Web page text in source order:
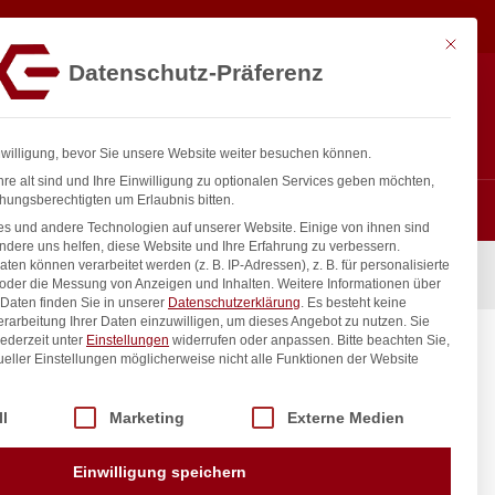
inkl. / exkl. MwSt.
€ exkl. MwSt. In den Warenkorb
Mit
Datenschutz-Präferenz
bevor Sie unsere Website weiter besuchen können.
alt sind und Ihre Einwilligung zu optionalen Services geben möchten,
um Erlaubnis bitten.
und andere Technologien auf unserer Website. Einige von ihnen sind
uns helfen, diese Website und Ihre Erfahrung zu verbessern.
können verarbeitet werden (z. B. IP-Adressen), z. B. für personalisierte
die Messung von Anzeigen und Inhalten. Weitere Informationen über
finden Sie in unserer Datenschutzerklärung. Es besteht keine
Ihrer Daten einzuwilligen, um dieses Angebot zu nutzen. Sie
unter Einstellungen widerrufen oder anpassen. Bitte beachten Sie,
Einstellungen möglicherweise nicht alle Funktionen der Website
Service-Gruppen, für die eine Einwilligung erteilt werden kann.
Marketing Externe Medien
Einwilligung speichern